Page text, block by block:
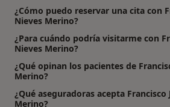
¿Cómo puedo reservar una cita con
Nieves Merino?
¿Para cuándo podría visitarme con
Nieves Merino?
¿Qué opinan los pacientes de
Merino?
¿Qué aseguradoras acepta Francisco
Merino?